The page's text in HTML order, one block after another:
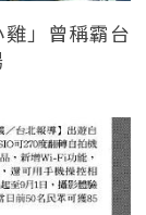
」曾稱霸台